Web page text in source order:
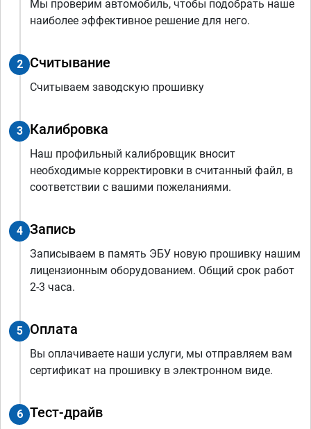
Мы проверим автомобиль, чтобы подобрать наше
наиболее эффективное решение для него.
2 Считывание
Считываем заводскую прошивку
3 Калибровка
Наш профильный калибровщик вносит
необходимые корректировки в считанный файл, в
соответствии с вашими пожеланиями.
4 Запись
Записываем в память ЭБУ новую прошивку нашим
лицензионным оборудованием. Общий срок работ
2-3 часа.
5 Оплата
Вы оплачиваете наши услуги, мы отправляем вам
сертификат на прошивку в электронном виде.
6 Тест-драйв